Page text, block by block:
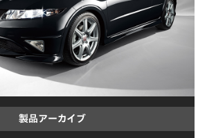
製品アーカイブ